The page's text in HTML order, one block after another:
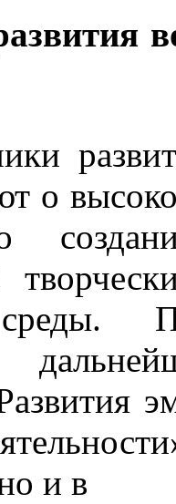
о
среды.
и в